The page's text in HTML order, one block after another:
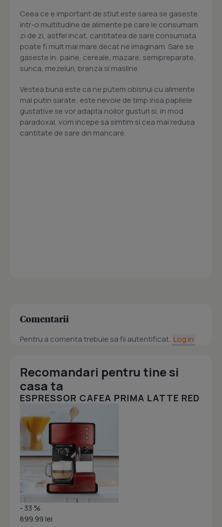
Ceea ce e important de stiut este sarea se gaseste
intr-o multitudine de alimente pe care le consumam
zi de zi, astfel incat, cantitatea de sare consumata
poate fi mult mai mare decat ne imaginam. Sare se
gaseste in: paine, cereale, mazare, semipreparate,
sunca, mezeluri, branza si masline.
Vestea buna este ca ne putem obisnui cu alimente
mai putin sarate; este nevoie de timp insa papilele
gustative se vor adapta noilor gusturi si, in mod
paradoxal, vom incepe sa simtim si cea mai redusa
cantitate de sare din mancare.
Comentarii
Pentru a comenta trebuie sa fii autentificat. Log in
Recomandari pentru tine si
casa ta
ESPRESSOR CAFEA PRIMA LATTE RED
- 33 %
899.99 lei